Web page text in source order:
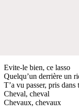
Evite-le bien, ce lasso
Quelqu’un derrière un
T’a vu passer, pris dans
Cheval, cheval
Chevaux, chevaux